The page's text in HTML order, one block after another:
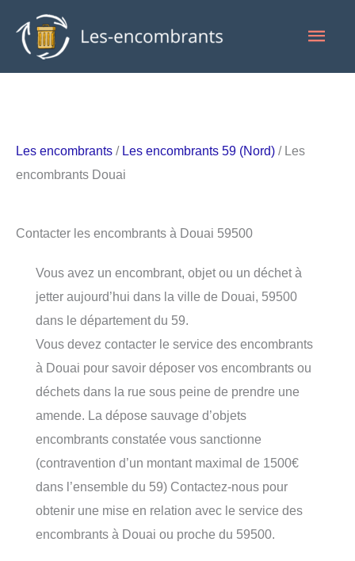
contenu
Les encombrants / Les encombrants 59 (Nord) / Les
encombrants Douai
Contacter les encombrants à Douai 59500
Vous avez un encombrant, objet ou un déchet à
jetter aujourd’hui dans la ville de Douai, 59500
dans le département du 59.
Vous devez contacter le service des encombrants
à Douai pour savoir déposer vos encombrants ou
déchets dans la rue sous peine de prendre une
amende. La dépose sauvage d’objets
encombrants constatée vous sanctionne
(contravention d’un montant maximal de 1500€
dans l’ensemble du 59) Contactez-nous pour
obtenir une mise en relation avec le service des
encombrants à Douai ou proche du 59500.